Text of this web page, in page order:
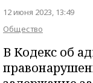
12 июня 2023, 13:49
Общество
В Кодекс об